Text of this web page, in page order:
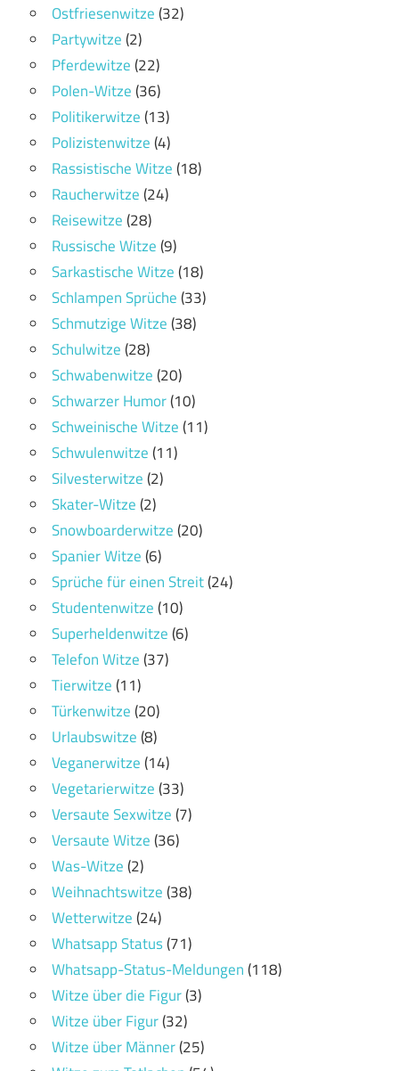
Ostfriesenwitze(32)
Partywitze(2)
Pferdewitze(22)
Polen-Witze(36)
Politikerwitze(13)
Polizistenwitze(4)
Rassistische Witze(18)
Raucherwitze(24)
Reisewitze(28)
Russische Witze(9)
Sarkastische Witze(18)
Schlampen Sprüche(33)
Schmutzige Witze(38)
Schulwitze(28)
Schwabenwitze(20)
Schwarzer Humor(10)
Schweinische Witze(11)
Schwulenwitze(11)
Silvesterwitze(2)
Skater-Witze(2)
Snowboarderwitze(20)
Spanier Witze(6)
Sprüche für einen Streit(24)
Studentenwitze(10)
Superheldenwitze(6)
Telefon Witze(37)
Tierwitze(11)
Türkenwitze(20)
Urlaubswitze(8)
Veganerwitze(14)
Vegetarierwitze(33)
Versaute Sexwitze(7)
Versaute Witze(36)
Was-Witze(2)
Weihnachtswitze(38)
Wetterwitze(24)
Whatsapp Status(71)
Whatsapp-Status-Meldungen(118)
Witze über die Figur(3)
Witze über Figur(32)
Witze über Männer(25)